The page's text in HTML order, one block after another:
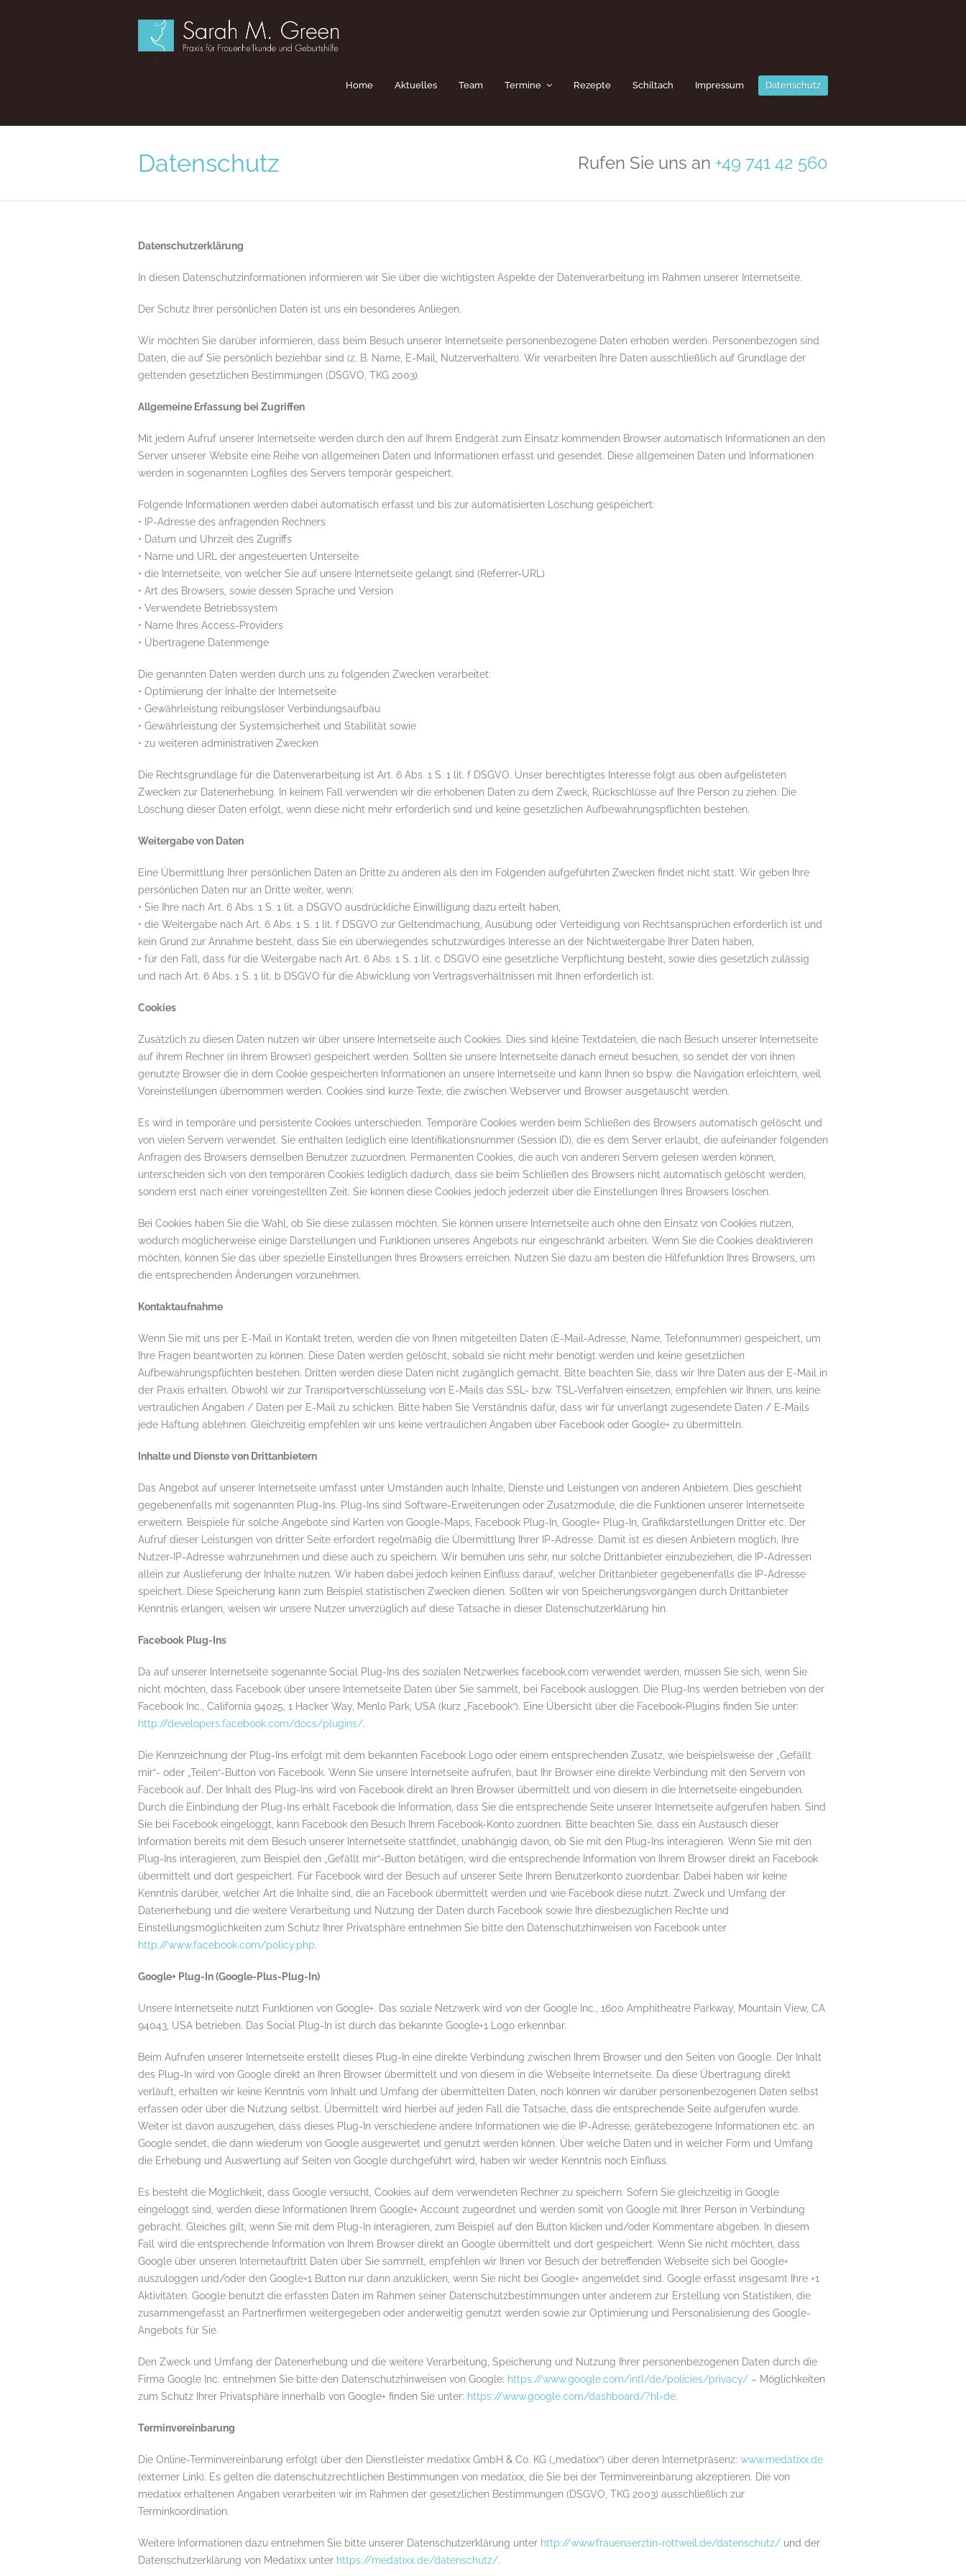
Home Aktuelles Team Termine Rezepte Schiltach Impressum Datenschutz
Datenschutz Rufen Sie uns an +49 741 42 560
Datenschutzerklärung
In diesen Datenschutzinformationen informieren wir Sie über die wichtigsten Aspekte der Datenverarbeitung im Rahmen unserer Internetseite.
Der Schutz Ihrer persönlichen Daten ist uns ein besonderes Anliegen.
Wir möchten Sie darüber informieren, dass beim Besuch unserer Internetseite personenbezogene Daten erhoben werden. Personenbezogen sind
Daten, die auf Sie persönlich beziehbar sind (z. B. Name, E-Mail, Nutzerverhalten). Wir verarbeiten Ihre Daten ausschließlich auf Grundlage der
geltenden gesetzlichen Bestimmungen (DSGVO, TKG 2003).
Allgemeine Erfassung bei Zugriffen
Mit jedem Aufruf unserer Internetseite werden durch den auf Ihrem Endgerät zum Einsatz kommenden Browser automatisch Informationen an den
Server unserer Website eine Reihe von allgemeinen Daten und Informationen erfasst und gesendet. Diese allgemeinen Daten und Informationen
werden in sogenannten Logfiles des Servers temporär gespeichert.
Folgende Informationen werden dabei automatisch erfasst und bis zur automatisierten Löschung gespeichert:
• IP-Adresse des anfragenden Rechners
• Datum und Uhrzeit des Zugriffs
• Name und URL der angesteuerten Unterseite
• die Internetseite, von welcher Sie auf unsere Internetseite gelangt sind (Referrer-URL)
• Art des Browsers, sowie dessen Sprache und Version
• Verwendete Betriebssystem
• Name Ihres Access-Providers
• Übertragene Datenmenge
Die genannten Daten werden durch uns zu folgenden Zwecken verarbeitet:
• Optimierung der Inhalte der Internetseite
• Gewährleistung reibungsloser Verbindungsaufbau
• Gewährleistung der Systemsicherheit und Stabilität sowie
• zu weiteren administrativen Zwecken
Die Rechtsgrundlage für die Datenverarbeitung ist Art. 6 Abs. 1 S. 1 lit. f DSGVO. Unser berechtigtes Interesse folgt aus oben aufgelisteten
Zwecken zur Datenerhebung. In keinem Fall verwenden wir die erhobenen Daten zu dem Zweck, Rückschlüsse auf Ihre Person zu ziehen. Die
Löschung dieser Daten erfolgt, wenn diese nicht mehr erforderlich sind und keine gesetzlichen Aufbewahrungspflichten bestehen.
Weitergabe von Daten
Eine Übermittlung Ihrer persönlichen Daten an Dritte zu anderen als den im Folgenden aufgeführten Zwecken findet nicht statt. Wir geben Ihre
persönlichen Daten nur an Dritte weiter, wenn:
• Sie Ihre nach Art. 6 Abs. 1 S. 1 lit. a DSGVO ausdrückliche Einwilligung dazu erteilt haben,
• die Weitergabe nach Art. 6 Abs. 1 S. 1 lit. f DSGVO zur Geltendmachung, Ausübung oder Verteidigung von Rechtsansprüchen erforderlich ist und
kein Grund zur Annahme besteht, dass Sie ein überwiegendes schutzwürdiges Interesse an der Nichtweitergabe Ihrer Daten haben,
• für den Fall, dass für die Weitergabe nach Art. 6 Abs. 1 S. 1 lit. c DSGVO eine gesetzliche Verpflichtung besteht, sowie dies gesetzlich zulässig
und nach Art. 6 Abs. 1 S. 1 lit. b DSGVO für die Abwicklung von Vertragsverhältnissen mit Ihnen erforderlich ist.
Cookies
Zusätzlich zu diesen Daten nutzen wir über unsere Internetseite auch Cookies. Dies sind kleine Textdateien, die nach Besuch unserer Internetseite
auf ihrem Rechner (in ihrem Browser) gespeichert werden. Sollten sie unsere Internetseite danach erneut besuchen, so sendet der von ihnen
genutzte Browser die in dem Cookie gespeicherten Informationen an unsere Internetseite und kann Ihnen so bspw. die Navigation erleichtern, weil
Voreinstellungen übernommen werden. Cookies sind kurze Texte, die zwischen Webserver und Browser ausgetauscht werden.
Es wird in temporäre und persistente Cookies unterschieden. Temporäre Cookies werden beim Schließen des Browsers automatisch gelöscht und
von vielen Servern verwendet. Sie enthalten lediglich eine Identifikationsnummer (Session ID), die es dem Server erlaubt, die aufeinander folgenden
Anfragen des Browsers demselben Benutzer zuzuordnen. Permanenten Cookies, die auch von anderen Servern gelesen werden können,
unterscheiden sich von den temporären Cookies lediglich dadurch, dass sie beim Schließen des Browsers nicht automatisch gelöscht werden,
sondern erst nach einer voreingestellten Zeit. Sie können diese Cookies jedoch jederzeit über die Einstellungen Ihres Browsers löschen.
Bei Cookies haben Sie die Wahl, ob Sie diese zulassen möchten. Sie können unsere Internetseite auch ohne den Einsatz von Cookies nutzen,
wodurch möglicherweise einige Darstellungen und Funktionen unseres Angebots nur eingeschränkt arbeiten. Wenn Sie die Cookies deaktivieren
möchten, können Sie das über spezielle Einstellungen Ihres Browsers erreichen. Nutzen Sie dazu am besten die Hilfefunktion Ihres Browsers, um
die entsprechenden Änderungen vorzunehmen.
Kontaktaufnahme
Wenn Sie mit uns per E-Mail in Kontakt treten, werden die von Ihnen mitgeteilten Daten (E-Mail-Adresse, Name, Telefonnummer) gespeichert, um
Ihre Fragen beantworten zu können. Diese Daten werden gelöscht, sobald sie nicht mehr benötigt werden und keine gesetzlichen
Aufbewahrungspflichten bestehen. Dritten werden diese Daten nicht zugänglich gemacht. Bitte beachten Sie, dass wir Ihre Daten aus der E-Mail in
der Praxis erhalten. Obwohl wir zur Transportverschlüsselung von E-Mails das SSL- bzw. TSL-Verfahren einsetzen, empfehlen wir Ihnen, uns keine
vertraulichen Angaben / Daten per E-Mail zu schicken. Bitte haben Sie Verständnis dafür, dass wir für unverlangt zugesendete Daten / E-Mails
jede Haftung ablehnen. Gleichzeitig empfehlen wir uns keine vertraulichen Angaben über Facebook oder Google+ zu übermitteln.
Inhalte und Dienste von Drittanbietern
Das Angebot auf unserer Internetseite umfasst unter Umständen auch Inhalte, Dienste und Leistungen von anderen Anbietern. Dies geschieht
gegebenenfalls mit sogenannten Plug-Ins. Plug-Ins sind Software-Erweiterungen oder Zusatzmodule, die die Funktionen unserer Internetseite
erweitern. Beispiele für solche Angebote sind Karten von Google-Maps, Facebook Plug-In, Google+ Plug-In, Grafikdarstellungen Dritter etc. Der
Aufruf dieser Leistungen von dritter Seite erfordert regelmäßig die Übermittlung Ihrer IP-Adresse. Damit ist es diesen Anbietern möglich, Ihre
Nutzer-IP-Adresse wahrzunehmen und diese auch zu speichern. Wir bemühen uns sehr, nur solche Drittanbieter einzubeziehen, die IP-Adressen
allein zur Auslieferung der Inhalte nutzen. Wir haben dabei jedoch keinen Einfluss darauf, welcher Drittanbieter gegebenenfalls die IP-Adresse
speichert. Diese Speicherung kann zum Beispiel statistischen Zwecken dienen. Sollten wir von Speicherungsvorgängen durch Drittanbieter
Kenntnis erlangen, weisen wir unsere Nutzer unverzüglich auf diese Tatsache in dieser Datenschutzerklärung hin.
Facebook Plug-Ins
Da auf unserer Internetseite sogenannte Social Plug-Ins des sozialen Netzwerkes facebook.com verwendet werden, müssen Sie sich, wenn Sie
nicht möchten, dass Facebook über unsere Internetseite Daten über Sie sammelt, bei Facebook ausloggen. Die Plug-Ins werden betrieben von der
Facebook Inc., California 94025, 1 Hacker Way, Menlo Park, USA (kurz „Facebook“). Eine Übersicht über die Facebook-Plugins finden Sie unter:
http://developers.facebook.com/docs/plugins/.
Die Kennzeichnung der Plug-Ins erfolgt mit dem bekannten Facebook Logo oder einem entsprechenden Zusatz, wie beispielsweise der „Gefällt
mir“- oder „Teilen“-Button von Facebook. Wenn Sie unsere Internetseite aufrufen, baut Ihr Browser eine direkte Verbindung mit den Servern von
Facebook auf. Der Inhalt des Plug-Ins wird von Facebook direkt an Ihren Browser übermittelt und von diesem in die Internetseite eingebunden.
Durch die Einbindung der Plug-Ins erhält Facebook die Information, dass Sie die entsprechende Seite unserer Internetseite aufgerufen haben. Sind
Sie bei Facebook eingeloggt, kann Facebook den Besuch Ihrem Facebook-Konto zuordnen. Bitte beachten Sie, dass ein Austausch dieser
Information bereits mit dem Besuch unserer Internetseite stattfindet, unabhängig davon, ob Sie mit den Plug-Ins interagieren. Wenn Sie mit den
Plug-Ins interagieren, zum Beispiel den „Gefällt mir“-Button betätigen, wird die entsprechende Information von Ihrem Browser direkt an Facebook
übermittelt und dort gespeichert. Für Facebook wird der Besuch auf unserer Seite Ihrem Benutzerkonto zuordenbar. Dabei haben wir keine
Kenntnis darüber, welcher Art die Inhalte sind, die an Facebook übermittelt werden und wie Facebook diese nutzt. Zweck und Umfang der
Datenerhebung und die weitere Verarbeitung und Nutzung der Daten durch Facebook sowie Ihre diesbezüglichen Rechte und
Einstellungsmöglichkeiten zum Schutz Ihrer Privatsphäre entnehmen Sie bitte den Datenschutzhinweisen von Facebook unter
http://www.facebook.com/policy.php.
Google+ Plug-In (Google-Plus-Plug-In)
Unsere Internetseite nutzt Funktionen von Google+. Das soziale Netzwerk wird von der Google Inc., 1600 Amphitheatre Parkway, Mountain View, CA
94043, USA betrieben. Das Social Plug-In ist durch das bekannte Google+1 Logo erkennbar.
Beim Aufrufen unserer Internetseite erstellt dieses Plug-In eine direkte Verbindung zwischen Ihrem Browser und den Seiten von Google. Der Inhalt
des Plug-In wird von Google direkt an Ihren Browser übermittelt und von diesem in die Webseite Internetseite. Da diese Übertragung direkt
verläuft, erhalten wir keine Kenntnis vom Inhalt und Umfang der übermittelten Daten, noch können wir darüber personenbezogenen Daten selbst
erfassen oder über die Nutzung selbst. Übermittelt wird hierbei auf jeden Fall die Tatsache, dass die entsprechende Seite aufgerufen wurde.
Weiter ist davon auszugehen, dass dieses Plug-In verschiedene andere Informationen wie die IP-Adresse, gerätebezogene Informationen etc. an
Google sendet, die dann wiederum von Google ausgewertet und genutzt werden können. Über welche Daten und in welcher Form und Umfang
die Erhebung und Auswertung auf Seiten von Google durchgeführt wird, haben wir weder Kenntnis noch Einfluss.
Es besteht die Möglichkeit, dass Google versucht, Cookies auf dem verwendeten Rechner zu speichern. Sofern Sie gleichzeitig in Google
eingeloggt sind, werden diese Informationen Ihrem Google+ Account zugeordnet und werden somit von Google mit Ihrer Person in Verbindung
gebracht. Gleiches gilt, wenn Sie mit dem Plug-In interagieren, zum Beispiel auf den Button klicken und/oder Kommentare abgeben. In diesem
Fall wird die entsprechende Information von Ihrem Browser direkt an Google übermittelt und dort gespeichert. Wenn Sie nicht möchten, dass
Google über unseren Internetauftritt Daten über Sie sammelt, empfehlen wir Ihnen vor Besuch der betreffenden Webseite sich bei Google+
auszuloggen und/oder den Google+1 Button nur dann anzuklicken, wenn Sie nicht bei Google+ angemeldet sind. Google erfasst insgesamt Ihre +1
Aktivitäten. Google benutzt die erfassten Daten im Rahmen seiner Datenschutzbestimmungen unter anderem zur Erstellung von Statistiken, die
zusammengefasst an Partnerfirmen weitergegeben oder anderweitig genutzt werden sowie zur Optimierung und Personalisierung des Google-
Angebots für Sie.
Den Zweck und Umfang der Datenerhebung und die weitere Verarbeitung, Speicherung und Nutzung Ihrer personenbezogenen Daten durch die
Firma Google Inc. entnehmen Sie bitte den Datenschutzhinweisen von Google: https://www.google.com/intl/de/policies/privacy/ – Möglichkeiten
zum Schutz Ihrer Privatsphäre innerhalb von Google+ finden Sie unter: https://www.google.com/dashboard/?hl=de.
Terminvereinbarung
Die Online-Terminvereinbarung erfolgt über den Dienstleister medatixx GmbH & Co. KG („medatixx“) über deren Internetpräsenz: www.medatixx.de
(externer Link). Es gelten die datenschutzrechtlichen Bestimmungen von medatixx, die Sie bei der Terminvereinbarung akzeptieren. Die von
medatixx erhaltenen Angaben verarbeiten wir im Rahmen der gesetzlichen Bestimmungen (DSGVO, TKG 2003) ausschließlich zur
Terminkoordination.
Weitere Informationen dazu entnehmen Sie bitte unserer Datenschutzerklärung unter http://www.frauenaerztin-rottweil.de/datenschutz/ und der
Datenschutzerklärung von Medatixx unter https://medatixx.de/datenschutz/.